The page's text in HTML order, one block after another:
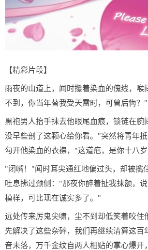
【精彩片段】
雨夜的山道上，闻时攥着染血的傀线，喉
不到，你当年替我受天雷时，可曾后悔？"
黑袍男人抬手抹去他眼尾血痕，锁链在腕
没早些剖了这颗心给你看。"突然将青年
勾开他染血的衣襟，"这道疤，是你十八
"闭嘴！"闻时耳尖通红地偏过头，却被擒
吐息拂过颈侧："那夜你醉着扯我抹额，
模样，可比现在诚实多了。"
远处传来厉鬼尖啸，尘不到却低笑着咬住
先解决了这些杂碎，我们再继续清算这
音未落，万千金纹自两人相贴的掌心爆开